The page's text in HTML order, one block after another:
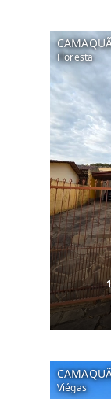
Floresta
Viégas